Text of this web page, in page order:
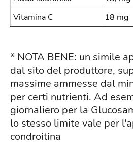
Vitamina C
18 mg
* NOTA BENE: un simile
dal sito del produttore,
massime ammesse dal
per certi nutrienti. Ad
giornaliero per la
lo stesso limite vale per
condroitina